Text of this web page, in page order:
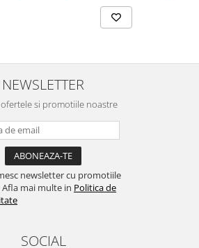
NEWSLETTER
si promotiile noastre
newsletter cu promotiile
mai multe in Politica de
SOCIAL